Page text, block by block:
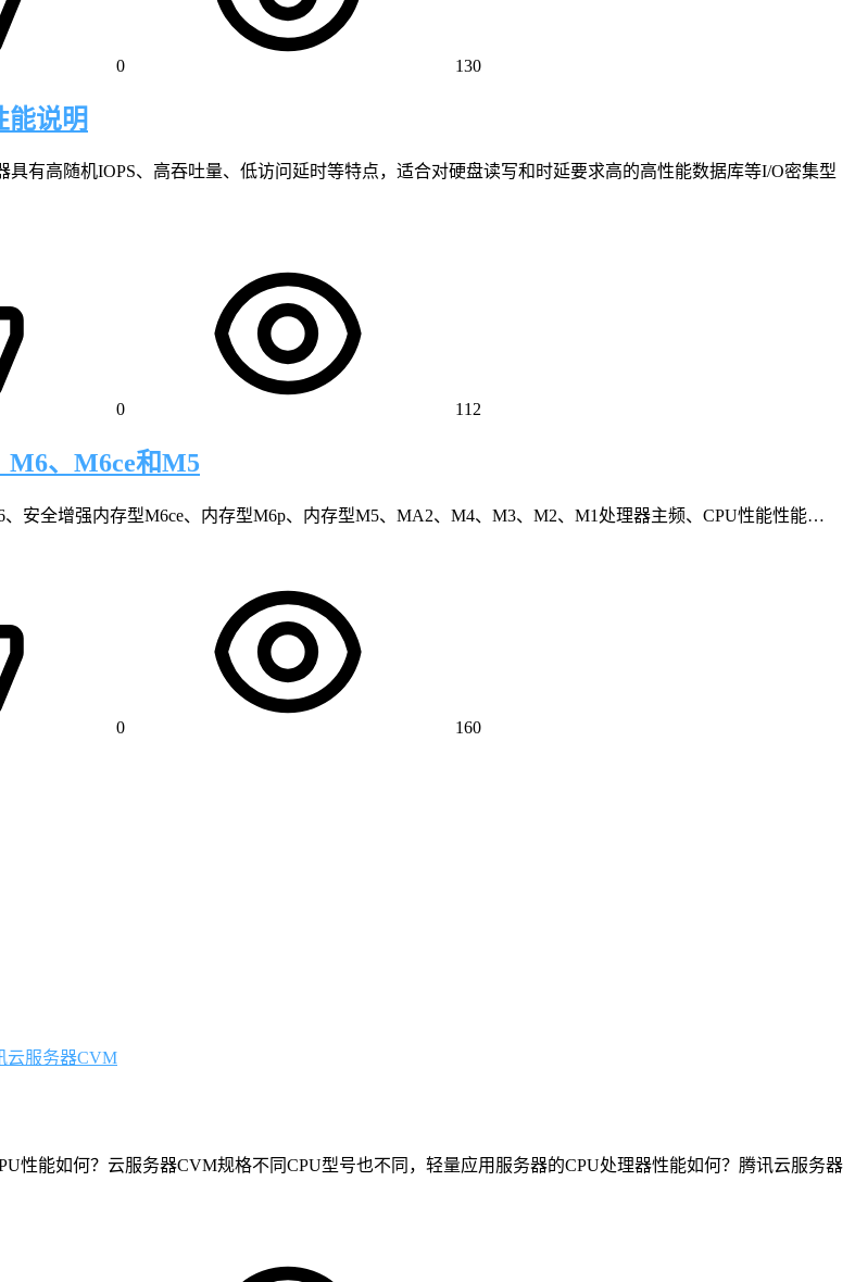
0 130
说明
有高随机IOPS、高吞吐量、低访问延时等特点，适合对硬盘读写和时延要求高的高性能数据库等I/O密集型
0 112
、M6ce和M5
安全增强内存型M6ce、内存型M6p、内存型M5、MA2、M4、M3、M2、M1处理器主频、CPU性能性能…
0 160
云服务器CVM
性能如何？云服务器CVM规格不同CPU型号也不同，轻量应用服务器的CPU处理器性能如何？腾讯云服务器